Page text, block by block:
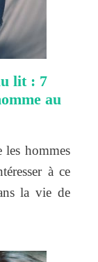
lit : 7
au
les hommes
à ce
la vie de